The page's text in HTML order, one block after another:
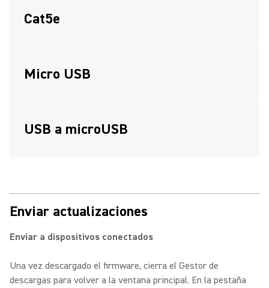
Cat5e
Micro USB
USB a microUSB
Enviar actualizaciones
Enviar a dispositivos conectados
Una vez descargado el firmware, cierra el Gestor de
descargas para volver a la ventana principal. En la pestaña